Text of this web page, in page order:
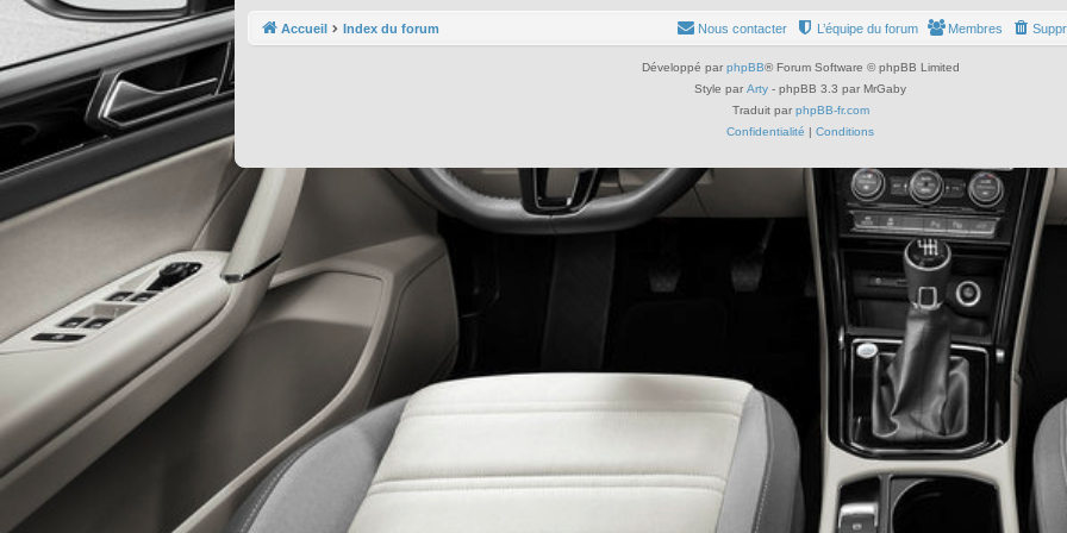
Accueil Index du forum Membres
L’équipe du forum
Nous contacter
Développé par phpBB® Forum Software © phpBB Limited
Style par Arty - phpBB 3.3 par MrGaby
Traduit par phpBB-fr.com
Confidentialité | Conditions